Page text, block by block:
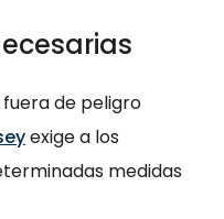
fuera de peligro
exige a los
medidas